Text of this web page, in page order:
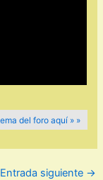
del foro aquí » »
Entrada siguiente →